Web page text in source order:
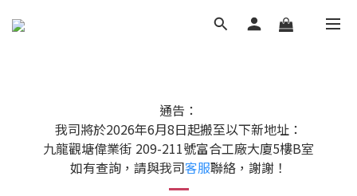
通告：
我司將於2026年6月8日起搬至以下新地址：
九龍觀塘偉業街 209-211號富合工廠大廈5樓B室
如有查詢，請與我司客服聯絡，謝謝！